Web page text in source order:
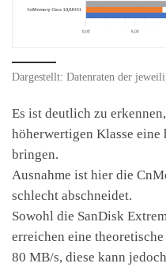
Dargestellt: Datenraten der
Es ist deutlich zu
höherwertigen Klasse eine
bringen.
Ausnahme ist hier die
schlecht abschneidet.
Sowohl die SanDisk
erreichen eine
80 MB/s, diese kann